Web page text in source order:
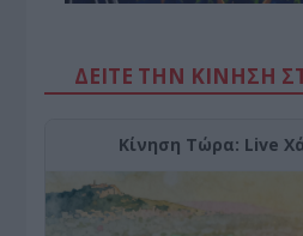
ΔΕΙΤΕ ΤΗΝ ΚΙΝΗΣΗ
Κίνηση Τώρα: Live